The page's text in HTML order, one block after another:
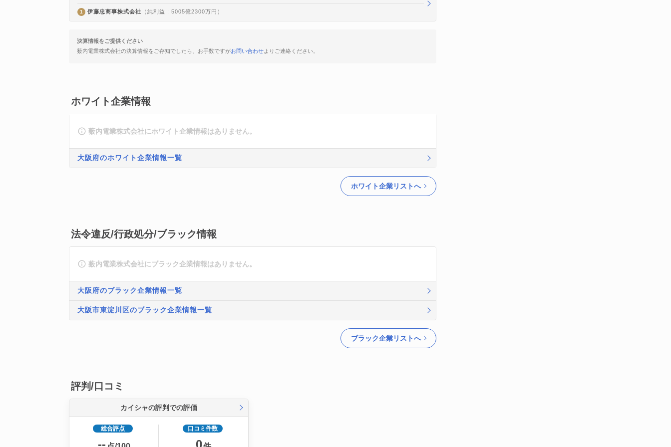
1 伊藤忠商事株式会社 （純利益 : 5005億2300万円）
決算情報をご提供ください
薮内電業株式会社の決算情報をご存知でしたら、お手数ですがお問い合わせよりご連絡ください。
ホワイト企業情報
薮内電業株式会社にホワイト企業情報はありません。
大阪府のホワイト企業情報一覧
ホワイト企業リストへ
法令違反/行政処分/ブラック情報
薮内電業株式会社にブラック企業情報はありません。
大阪府のブラック企業情報一覧
大阪市東淀川区のブラック企業情報一覧
ブラック企業リストへ
評判/口コミ
カイシャの評判での評価
総合評点
--
口コミ件数
0